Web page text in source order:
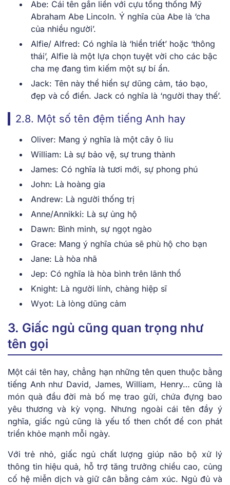
Abe: Cái tên gắn liền với cựu tổng thống Mỹ
Abraham Abe Lincoln. Ý nghĩa của Abe là ‘cha
của nhiều người’.
Alfie/ Alfred: Có nghĩa là ‘hiền triết’ hoặc ‘thông
thái’, Alfie là một lựa chọn tuyệt vời cho các bậc
cha mẹ đang tìm kiếm một sự bí ẩn.
Jack: Tên này thể hiển sự dũng cảm, táo bạo,
đẹp và cổ điển. Jack có nghĩa là ‘người thay thế’.
2.8. Một số tên đệm tiếng Anh hay
Oliver: Mang ý nghĩa là một cây ô liu
William: Là sự bảo vệ, sự trung thành
James: Có nghĩa là tươi mới, sự phong phú
John: Là hoàng gia
Andrew: Là người thống trị
Anne/Annikki: Là sự ủng hộ
Dawn: Bình minh, sự ngọt ngào
Grace: Mang ý nghĩa chúa sẽ phù hộ cho bạn
Jane: Là hòa nhã
Jep: Có nghĩa là hòa bình trên lãnh thổ
Knight: Là người lính, chàng hiệp sĩ
Wyot: Là lòng dũng cảm
3. Giấc ngủ cũng quan trọng như
tên gọi
Một cái tên hay, chẳng hạn những tên quen thuộc bằng
tiếng Anh như David, James, William, Henry… cũng là
món quà đầu đời mà bố mẹ trao gửi, chứa đựng bao
yêu thương và kỳ vọng. Nhưng ngoài cái tên đầy ý
nghĩa, giấc ngủ cũng là yếu tố then chốt để con phát
triển khỏe mạnh mỗi ngày.
Với trẻ nhỏ, giấc ngủ chất lượng giúp não bộ xử lý
thông tin hiệu quả, hỗ trợ tăng trưởng chiều cao, củng
cố hệ miễn dịch và giữ cân bằng cảm xúc. Ngủ đủ và